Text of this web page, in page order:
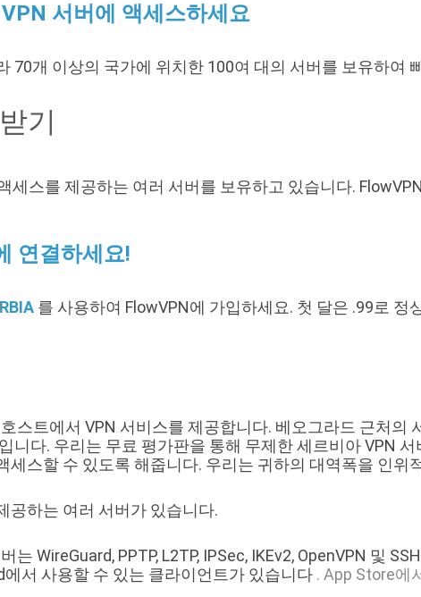
서버에 액세스하세요
70개 이상의 국가에 위치한 100여 대의 서버를 보유하여
기
세스를 제공하는 여러 서버를 보유하고 있습니다.
연결하세요!
를 사용하여 FlowVPN에 가입하세요. 첫 달은 .99로 정
스트에서 VPN 서비스를 제공합니다. 베오그라드 근처의
니다. 우리는 무료 평가판을 통해 무제한 세르비아 VPN
스할 수 있도록 해줍니다. 우리는 귀하의 대역폭을 인위
공하는 여러 서버가 있습니다.
WireGuard, PPTP, L2TP, IPSec, IKEv2, OpenVPN 및
서 사용할 수 있는 클라이언트가 있습니다 . App Store에